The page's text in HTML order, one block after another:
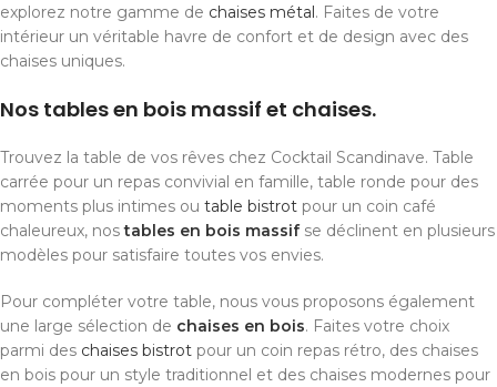
explorez notre gamme de chaises métal . Faites de votre
intérieur un véritable havre de confort et de design avec des
chaises uniques.
Nos tables en bois massif et chaises.
Trouvez la table de vos rêves chez Cocktail Scandinave. Table
carrée pour un repas convivial en famille, table ronde pour des
moments plus intimes ou table bistrot pour un coin café
chaleureux, nostables en bois massifse déclinent en plusieurs
modèles pour satisfaire toutes vos envies.
Pour compléter votre table, nous vous proposons également
une large sélection de chaises en bois. Faites votre choix
parmi des chaises bistrot pour un coin repas rétro, des chaises
en bois pour un style traditionnel et des chaises modernes pour